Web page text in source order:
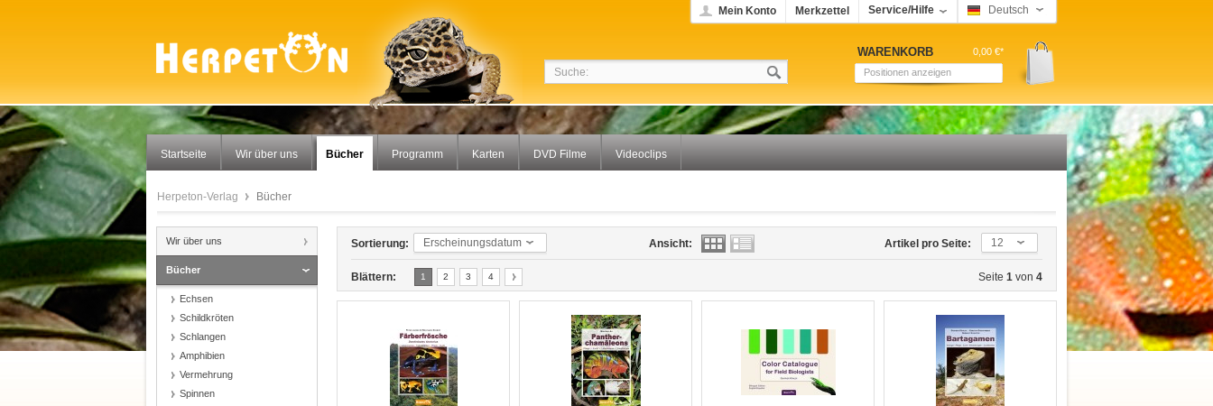
Mein Konto Merkzettel Service/Hilfe Deutsch
WARENKORB
0,00 €*
Positionen anzeigen
Startseite Wir über uns Bücher Programm Karten DVD Filme Videoclips
Herpeton-Verlag Bücher
Wir über uns
Bücher
Echsen
Schildkröten
Schlangen
Amphibien
Vermehrung
Spinnen
Sortierung: Erscheinungsdatum Artikel pro Seite: 12
Ansicht:
Blättern: 1 2 3 4 Seite 1 von 4